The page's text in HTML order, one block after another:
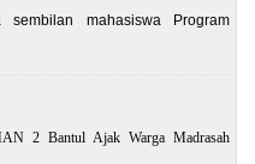
mahasiswa Program
2 Bantul Ajak Warga Madrasah